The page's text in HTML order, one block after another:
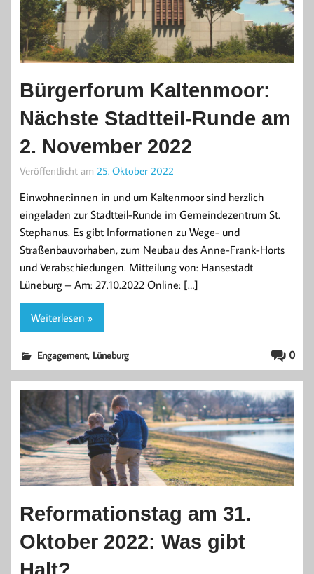
Bürgerforum Kaltenmoor:
Nächste Stadtteil-Runde am
2. November 2022
Veröffentlicht am 25. Oktober 2022
Einwohner:innen in und um Kaltenmoor sind herzlich
eingeladen zur Stadtteil-Runde im Gemeindezentrum St.
Stephanus. Es gibt Informationen zu Wege- und
Straßenbauvorhaben, zum Neubau des Anne-Frank-Horts
und Verabschiedungen. Mitteilung von: Hansestadt
Lüneburg – Am: 27.10.2022 Online: […]
Weiterlesen »
0
Engagement, Lüneburg
Reformationstag am 31.
Oktober 2022: Was gibt